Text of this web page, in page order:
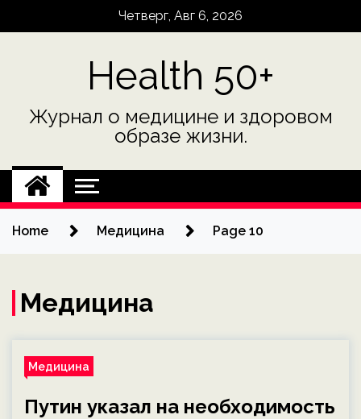
Четверг, Авг 6, 2026
Health 50+
Журнал о медицине и здоровом
образе жизни.
Home Медицина Page 10
Медицина
Медицина
Путин указал на необходимость